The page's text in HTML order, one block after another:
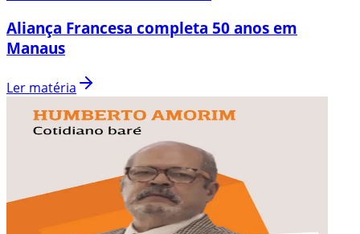
Aliança Francesa completa 50 anos em
Manaus
Ler matéria